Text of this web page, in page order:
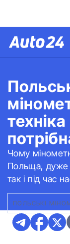
Чому
Польща, дуже
так і під час
ПОЛЬСЬКІ